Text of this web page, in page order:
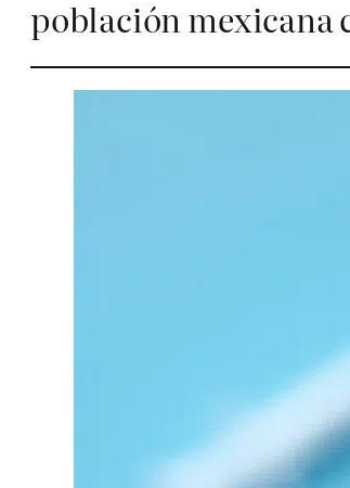
población mexicana